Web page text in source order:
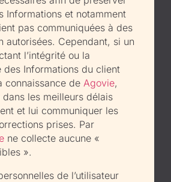
Informations et notamment
pas communiquées à des
autorisées. Cependant, si un
l’intégrité ou la
des Informations du client
connaissance de Agovie,
les meilleurs délais
et lui communiquer les
prises. Par
ne collecte aucune «
».
de l’utilisateur